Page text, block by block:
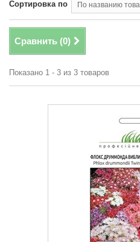
Сортировка по
Сравнить (0)
Показано 1 - 3 из 3 товаров